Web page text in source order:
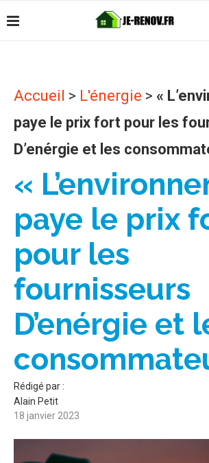
Accueil > L'énergie > «
paye le prix fort pour les
D’enérgie et les
«
paye le prix
pour les
fournisseurs
D’enérgie et
Rédigé par :
Alain Petit
18 janvier 2023